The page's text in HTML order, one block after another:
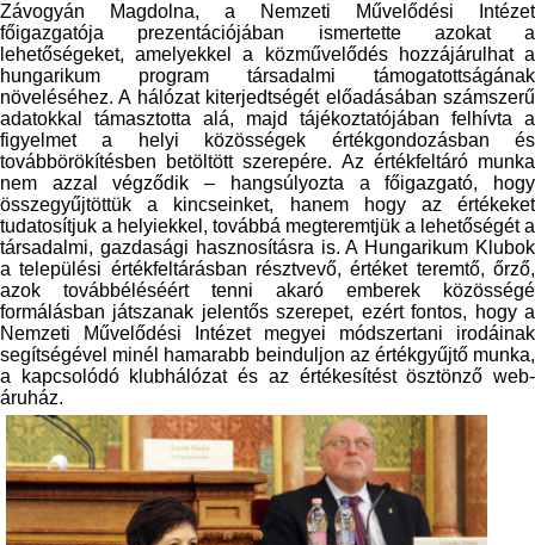
Závogyán Magdolna, a Nemzeti Művelődési Intézet
főigazgatója prezentációjában ismertette azokat a
lehetőségeket, amelyekkel a közművelődés hozzájárulhat a
hungarikum program társadalmi támogatottságának
növeléséhez. A hálózat kiterjedtségét előadásában számszerű
adatokkal támasztotta alá, majd tájékoztatójában felhívta a
figyelmet a helyi közösségek értékgondozásban és
továbbörökítésben betöltött szerepére. Az értékfeltáró munka
nem azzal végződik – hangsúlyozta a főigazgató, hogy
összegyűjtöttük a kincseinket, hanem hogy az értékeket
tudatosítjuk a helyiekkel, továbbá megteremtjük a lehetőségét a
társadalmi, gazdasági hasznosításra is. A Hungarikum Klubok
a települési értékfeltárásban résztvevő, értéket teremtő, őrző,
azok továbbéléséért tenni akaró emberek közösségé
formálásban játszanak jelentős szerepet, ezért fontos, hogy a
Nemzeti Művelődési Intézet megyei módszertani irodáinak
segítségével minél hamarabb beinduljon az értékgyűjtő munka,
a kapcsolódó klubhálózat és az értékesítést ösztönző web-
áruház.